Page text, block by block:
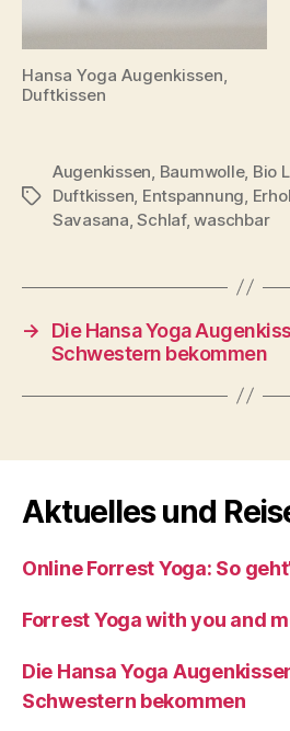
Hansa Yoga Augenkissen,
Duftkissen
Schlagwörter
Augenkissen, Baumwolle, Bio
Duftkissen, Entspannung,
Savasana,Schlaf,waschbar
→
Die Hansa Yoga
Schwestern bekommen
Aktuelles und
Online Forrest Yoga: So
Forrest Yoga with you and
Die Hansa Yoga
Schwestern bekommen